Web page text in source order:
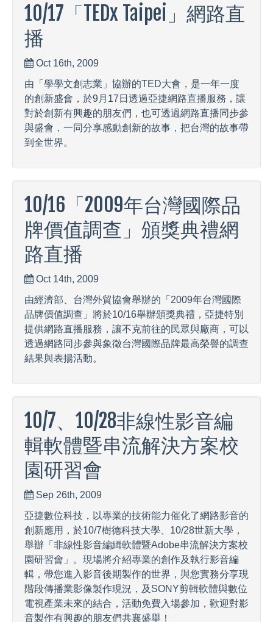
10/17「TEDx Taipei」網路直
播
Oct 16th, 2009
由「學學文創志業」協辦的TED大會，是一年一度
的創新盛會，於9月17日透過亞捷網路直播服務，讓
對於創新有興趣的朋友們，也可透過網路直播同步參
與盛會，一同分享感動創新的故事，把台灣的故事帶
到全世界。
10/16「2009年台灣國際品
牌價值調查」頒獎典禮網
路直播
Oct 14th, 2009
由經濟部、台灣外貿協會舉辦的「2009年台灣國際
品牌價值調查」將於10/16舉辦頒獎典禮，亞捷特別
提供網路直播服務，讓不克前往的民眾與廠商，可以
透過網路同步參與象徵台灣國際品牌最高榮譽的調查
結果與表揚活動。
10/7、10/28非線性影音編
輯軟體暨串流解決方案校
園研習會
Sep 26th, 2009
亞捷數位科技，以專業的技術能力催化了網路影音的
創新應用，於10/7樹德科技大學、10/28世新大學，
舉辦「非線性影音編緝軟體暨Adobe串流解決方案校
園研習會」。現場將介紹專業的創作及執行影音編
輯，帶您進入影音後期製作的世界，與您實務分享現
階段傳播業影像製作現況，及SONY剪輯軟體與數位
電視產業未來的結合，活動免費入場參加，歡迎對影
音製作有興趣的朋友們共襄盛舉！